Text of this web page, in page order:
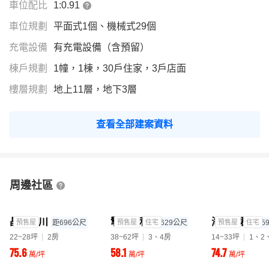
車位配比 1:0.91
車位規劃 平面式1個、機械式29個
充電設備 有充電設備（含預留）
棟戶規劃 1幢，1棟，30戶住家，3戶店面
樓層規劃 地上11層，地下3層
查看全部建案資料
周邊社區
晶合豐川 距696公尺
預售屋
22~28坪 2房
75.6 萬/坪
擎天峰和 距629公尺
預售屋 住宅
38~62坪 3、4房
58.1 萬/坪
海山皇郡 距
預售屋 住宅
14~33坪 1、2
74.7 萬/坪